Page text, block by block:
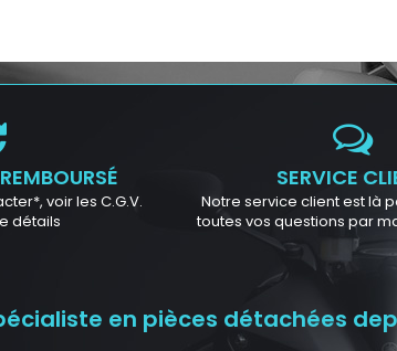
voir les C.G.V.
détails
SERVICE
Notre service client est là
toutes vos questions par
en pièces détachées